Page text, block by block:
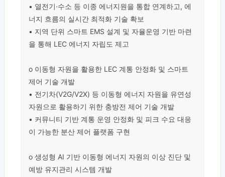
• 열전기·수소 등 이종 에너지원을 통합 연계하고, 에
너지 흐름의 실시간 최적화 기술 확보
• 지역 단위 스마트 EMS 설계 및 자율운영 기반 마련
을 통해 LEC 에너지 자립도 제고
o 이동형 자원을 활용한 LEC 계통 안정화 및 스마트
제어 기술 개발
• 전기차(V2G/V2X) 등 이동형 에너지 자원을 유연성
자원으로 활용하기 위한 충방전 제어 기술 개발
• 커뮤니티 기반 계통 운영 안정화 및 피크 수요 대응
이 가능한 분산 제어 플랫폼 구현
o 생성형 AI 기반 이동형 에너지 자원의 이상 진단 및
예방 유지관리 시스템 개발